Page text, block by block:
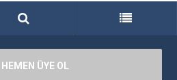
HEMEN ÜYE OL